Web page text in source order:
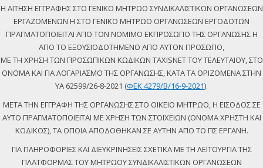
Η ΑΙΤΗΣΗ ΕΓΓΡΑΦΗΣ ΣΤΟ ΓΕΝΙΚΟ ΜΗΤΡΩΟ ΣΥΝΔΙΚΑΛΙΣΤΙΚΩΝ ΟΡΓΑΝΩΣΕΩΝ
ΕΡΓΑΖΟΜΕΝΩΝ Η ΣΤΟ ΓΕΝΙΚΟ ΜΗΤΡΩΟ ΟΡΓΑΝΩΣΕΩΝ ΕΡΓΟΔΟΤΩΝ
ΠΡΑΓΜΑΤΟΠΟΙΕΙΤΑΙ ΑΠΟ ΤΟΝ ΝΟΜΙΜΟ ΕΚΠΡΟΣΩΠΟ ΤΗΣ ΟΡΓΑΝΩΣΗΣ Η
ΑΠΟ ΤΟ ΕΞΟΥΣΙΟΔΟΤΗΜΕΝΟ ΑΠΟ ΑΥΤΟΝ ΠΡΟΣΩΠΟ,
ΜΕ ΤΗ ΧΡΗΣΗ ΤΩΝ ΠΡΟΣΩΠΙΚΩΝ ΚΩΔΙΚΩΝ TAXISNET ΤΟΥ ΤΕΛΕΥΤΑΙΟΥ, ΣΤΟ
ΟΝΟΜΑ ΚΑΙ ΓΙΑ ΛΟΓΑΡΙΑΣΜΟ ΤΗΣ ΟΡΓΑΝΩΣΗΣ, ΚΑΤΑ ΤΑ ΟΡΙΖΟΜΕΝΑ ΣΤΗΝ
ΥΑ 62599/26-8-2021 (ΦΕΚ 4279/Β/16-9-2021).
ΜΕΤΑ ΤΗΝ ΕΓΓΡΑΦΗ ΤΗΣ ΟΡΓΑΝΩΣΗΣ ΣΤΟ ΟΙΚΕΙΟ ΜΗΤΡΩΟ, Η ΕΙΣΟΔΟΣ ΣΕ
ΑΥΤΟ ΠΡΑΓΜΑΤΟΠΟΙΕΙΤΑΙ ΜΕ ΧΡΗΣΗ ΤΩΝ ΣΤΟΙΧΕΙΩΝ (ΟΝΟΜΑ ΧΡΗΣΤΗ ΚΑΙ
ΚΩΔΙΚΟΣ), ΤΑ ΟΠΟΙΑ ΑΠΟΔΟΘΗΚΑΝ ΣΕ ΑΥΤΗΝ ΑΠΟ ΤΟ ΠΣ ΕΡΓΑΝΗ.
ΓΙΑ ΠΛΗΡΟΦΟΡΙΕΣ ΚΑΙ ΔΙΕΥΚΡΙΝΗΣΕΙΣ ΣΧΕΤΙΚΑ ΜΕ ΤΗ ΛΕΙΤΟΥΡΓΙΑ ΤΗΣ
ΠΛΑΤΦΟΡΜΑΣ ΤΟΥ ΜΗΤΡΩΟΥ ΣΥΝΔΙΚΑΛΙΣΤΙΚΩΝ ΟΡΓΑΝΩΣΕΩΝ